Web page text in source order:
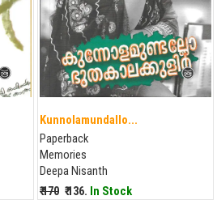
Kunnolamundallo...
Paperback
Memories
Deepa Nisanth
₹ 170 ₹ 136. In Stock